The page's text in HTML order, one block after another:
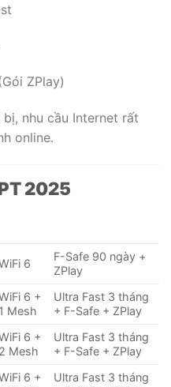
ZPlay)
nhu cầu Internet rất
online.
2025
6
F-Safe 90 ngày +
ZPlay
6 +
1 Mesh
Ultra Fast 3 tháng
+ F-Safe + ZPlay
6 +
2 Mesh
Ultra Fast 3 tháng
+ F-Safe + ZPlay
6 +
Ultra Fast 3 tháng